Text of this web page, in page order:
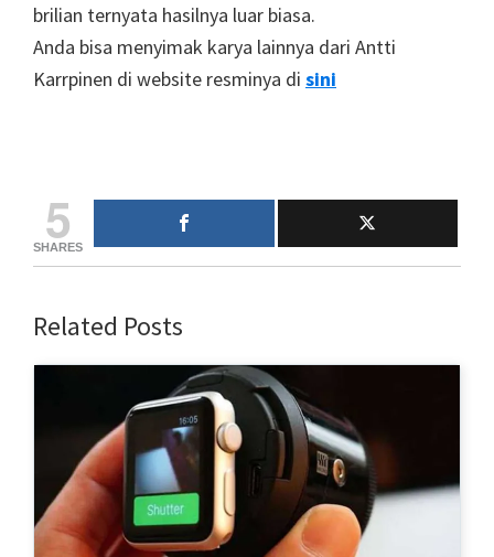
brilian ternyata hasilnya luar biasa.
Anda bisa menyimak karya lainnya dari Antti
Karrpinen di website resminya di sini
5
SHARES
Related Posts